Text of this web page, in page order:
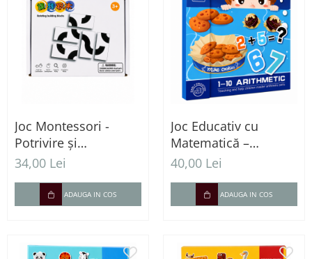
Joc Montessori -
Potrivire și
construcție cu
34,00 Lei
ADAUGA IN COS
Joc Educativ cu
Matematică –
Învățăm Adunarea și
40,00 Lei
ADAUGA IN COS